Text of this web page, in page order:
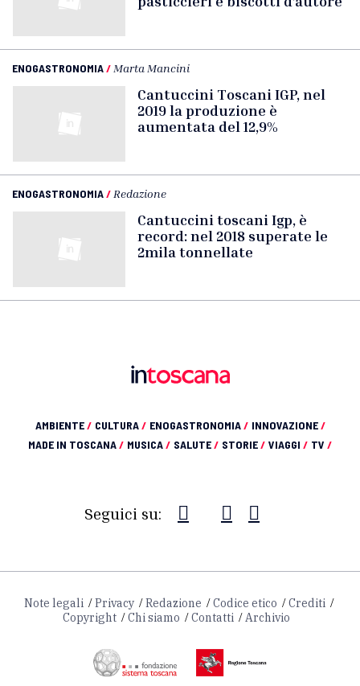
ENOGASTRONOMIA/ Marta Mancini
Cantuccini Toscani IGP, nel
2019 la produzione è
aumentata del 12,9%
ENOGASTRONOMIA/ Redazione
Cantuccini toscani Igp, è
record: nel 2018 superate le
2mila tonnellate
AMBIENTE/ CULTURA/ ENOGASTRONOMIA/ INNOVAZIONE/
MADE IN TOSCANA/ MUSICA/ SALUTE/ STORIE/ VIAGGI / TV /
Seguici su:
Note legali Privacy Redazione Codice etico
Crediti
Copyright
Chi siamo Contatti Archivio